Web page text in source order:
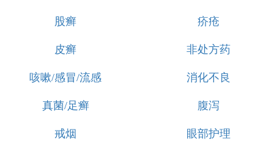
股癣 疥疮
皮癣 非处方药
咳嗽/感冒/流感 消化不良
真菌/足癣 腹泻
戒烟 眼部护理